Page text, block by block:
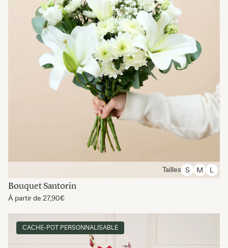
Tailles S M
Bouquet Santorin
À partir de 27,90€
CACHE-POT PERSONNALISABLE